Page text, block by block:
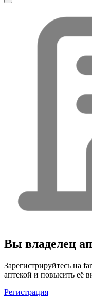
Вы владелец
Зарегистрируйтесь на
аптекой и повысить её
Регистрация